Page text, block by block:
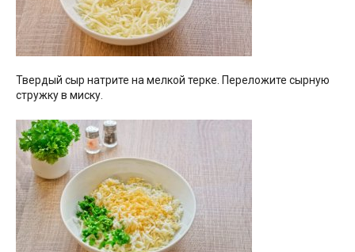
Твердый сыр натрите на мелкой терке. Переложите сырную
стружку в миску.